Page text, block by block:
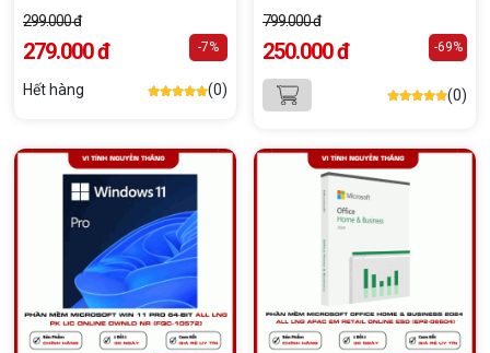
299.000 đ
279.000 đ -7%
Hết hàng (0)
799.000 đ
250.000 đ -69%
(0)